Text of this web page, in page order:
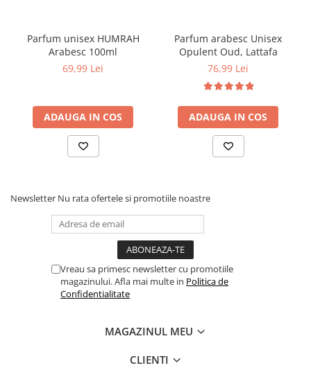
Parfum unisex HUMRAH
Arabesc 100ml
69,99 Lei
ADAUGA IN COS
Parfum arabesc Unisex
Opulent Oud, Lattafa
76,99 Lei
ADAUGA IN COS
Newsletter Nu rata ofertele si promotiile noastre
Vreau sa primesc newsletter cu promotiile
magazinului. Afla mai multe in Politica de
Confidentialitate
MAGAZINUL MEU
CLIENTI